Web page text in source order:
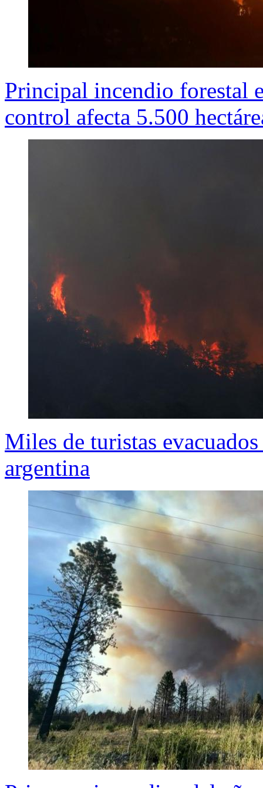
Principal incendio forestal
control afecta 5.500
Miles de turistas
argentina